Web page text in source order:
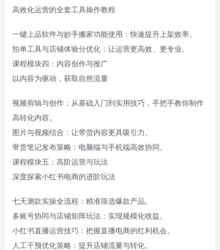
高效化运营的全套工具操作教程
一键上品软件与妙手搬家功能使用：快速提升上架效率。
拍单工具与店铺体验分优化：让运营更高效、更专业。
课程模块四：内容创作与推广
以内容为驱动，获取自然流量
视频剪辑与创作：从基础入门到实用技巧，手把手教你制作
高转化内容。
图片与视频结合：让带货内容更具吸引力。
带货笔记发布策略：电脑端与手机端高效协同。
课程模块五：高阶运营与玩法
深度探索小红书电商的进阶玩法
七天测款实操全流程：精准筛选爆款产品。
多账号协同与店铺矩阵玩法：实现规模化收益。
小红书直播运营技巧：把握直播电商的红利机会。
人工干预优化策略：提升店铺流量与转化。